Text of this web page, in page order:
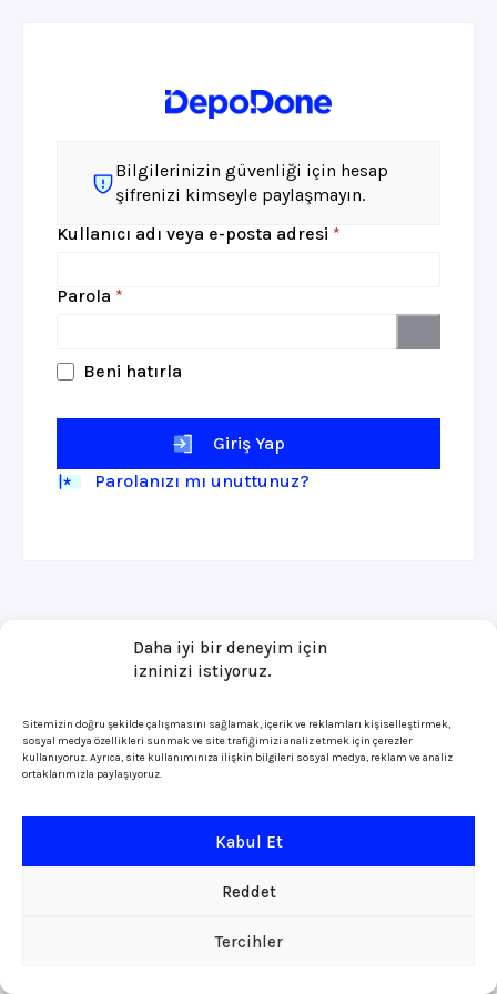
Daha iyi bir deneyim için
izninizi istiyoruz.
Sitemizin doğru şekilde çalışmasını sağlamak, içerik ve reklamları kişiselleştirmek,
sosyal medya özellikleri sunmak ve site trafiğimizi analiz etmek için çerezler
kullanıyoruz. Ayrıca, site kullanımınıza ilişkin bilgileri sosyal medya, reklam ve analiz
ortaklarımızla paylaşıyoruz.
Kabul Et
Reddet
Tercihler
Bilgilerinizin güvenliği için hesap
şifrenizi kimseyle paylaşmayın.
Kullanıcı adı veya e-posta adresi *
Parola *
Beni hatırla
Giriş Yap
Parolanızı mı unuttunuz?